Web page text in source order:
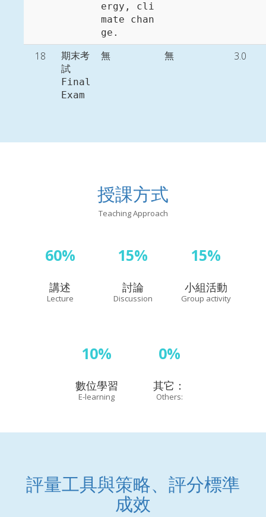
ergy, cli
mate chan
ge.
18
期末考
試
Final
Exam
無 無 3.0
授課方式
Teaching Approach
60%
講述
Lecture
15%
討論
Discussion
15%
小組活動
Group activity
10%
數位學習
E-learning
0%
其它：
Others:
評量工具與策略、評分標準
成效